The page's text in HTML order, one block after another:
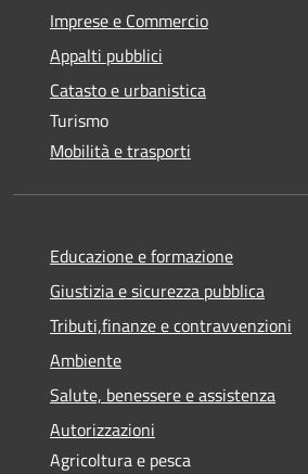
Imprese e Commercio
Appalti pubblici
Catasto e urbanistica
Turismo
Mobilità e trasporti
Educazione e formazione
Giustizia e sicurezza pubblica
Tributi,finanze e contravvenzioni
Ambiente
Salute, benessere e assistenza
Autorizzazioni
Agricoltura e pesca